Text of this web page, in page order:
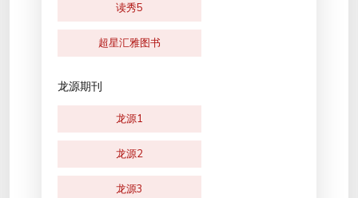
读秀5
超星汇雅图书
龙源期刊
龙源1
龙源2
龙源3